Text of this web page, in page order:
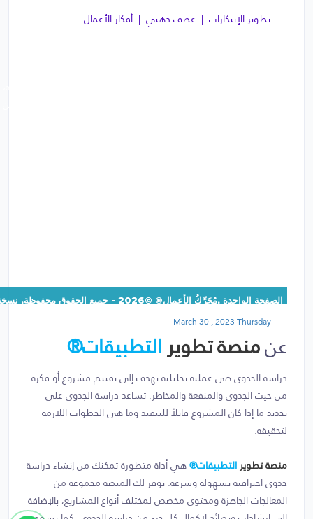
تطوير الإبتكارات عصف ذهني أفكار الأعمال
الصفحة الواحدة ,مُحَرِّكُ الأعمال® ©2026 - جميع الحقوق محفوظة, نسخة:1.1.1
March 30 , 2023 Thursday
عنمنصة تطويرالتطبيقات®
دراسة الجدوى هي عملية تحليلية تهدف إلى تقييم مشروع أو فكرة
من حيث الجدوى والمنفعة والمخاطر. تساعد دراسة الجدوى على
تحديد ما إذا كان المشروع قابلاً للتنفيذ وما هي الخطوات اللازمة
لتحقيقه.
منصة تطويرالتطبيقات®هي أداة متطورة تمكنك من إنشاء دراسة
جدوى احترافية بسهولة وسرعة. توفر لك المنصة مجموعة من
المعالجات الجاهزة ومحتوى مخصص لمختلف أنواع المشاريع، بالإضافة